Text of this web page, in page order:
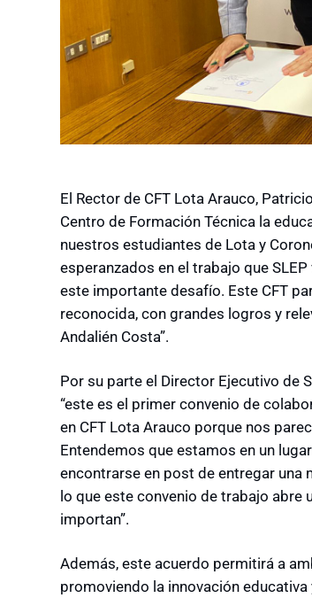
El Rector de CFT Lota Arauco,
Centro de Formación Técnica la
nuestros estudiantes de Lota y
esperanzados en el trabajo que
este importante desafío. Este CFT
reconocida, con grandes logros y
Andalién Costa”.
Por su parte el Director Ejecutivo de
“este es el primer convenio de
en CFT Lota Arauco porque nos
Entendemos que estamos en un
encontrarse en post de entregar una
lo que este convenio de trabajo
importan”.
Además, este acuerdo permitirá a
promoviendo la innovación